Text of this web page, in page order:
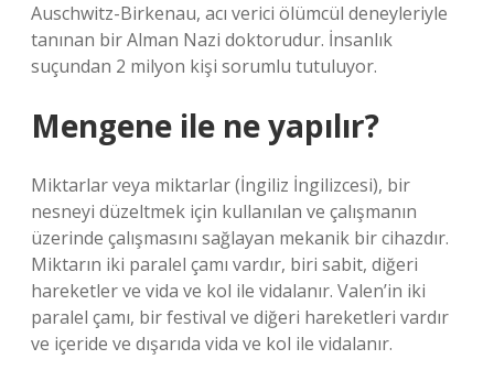
Auschwitz-Birkenau, acı verici ölümcül deneyleriyle
tanınan bir Alman Nazi doktorudur. İnsanlık
suçundan 2 milyon kişi sorumlu tutuluyor.
Mengene ile ne yapılır?
Miktarlar veya miktarlar (İngiliz İngilizcesi), bir
nesneyi düzeltmek için kullanılan ve çalışmanın
üzerinde çalışmasını sağlayan mekanik bir cihazdır.
Miktarın iki paralel çamı vardır, biri sabit, diğeri
hareketler ve vida ve kol ile vidalanır. Valen’in iki
paralel çamı, bir festival ve diğeri hareketleri vardır
ve içeride ve dışarıda vida ve kol ile vidalanır.